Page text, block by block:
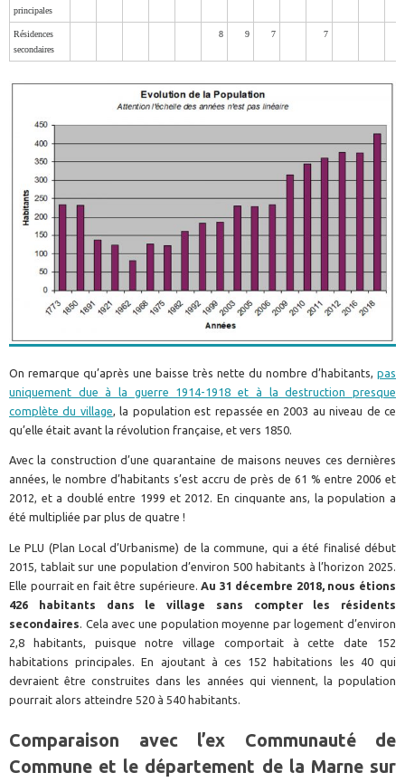
principales
Résidences
secondaires
8 9 7 7
On remarque qu’après une baisse très nette du nombre d’habitants, pas
uniquement due à la guerre 1914-1918 et à la destruction presque
complète du village, la population est repassée en 2003 au niveau de ce
qu’elle était avant la révolution française, et vers 1850.
Avec la construction d’une quarantaine de maisons neuves ces dernières
années, le nombre d’habitants s’est accru de près de 61 % entre 2006 et
2012, et a doublé entre 1999 et 2012. En cinquante ans, la population a
été multipliée par plus de quatre !
Le PLU (Plan Local d’Urbanisme) de la commune, qui a été finalisé début
2015, tablait sur une population d’environ 500 habitants à l’horizon 2025.
Elle pourrait en fait être supérieure.Au 31 décembre 2018, nous étions
426 habitants dans le village sans compter les résidents
secondaires. Cela avec une population moyenne par logement d’environ
2,8 habitants, puisque notre village comportait à cette date 152
habitations principales. En ajoutant à ces 152 habitations les 40 qui
devraient être construites dans les années qui viennent, la population
pourrait alors atteindre 520 à 540 habitants.
Comparaison avec l’ex Communauté de
Commune et le département de la Marne sur